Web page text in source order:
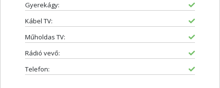
Gyerekágy:
Kábel TV:
Műholdas TV:
Rádió vevő:
Telefon: